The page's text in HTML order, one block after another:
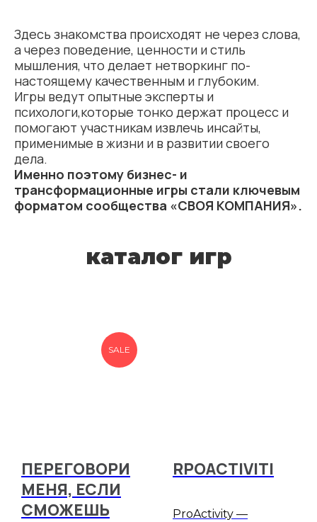
Здесь знакомства происходят не через слова,
а через поведение, ценности и стиль
мышления, что делает нетворкинг по-
настоящему качественным и глубоким.
Игры ведут опытные эксперты и
психологи,которые тонко держат процесс и
помогают участникам извлечь инсайты,
применимые в жизни и в развитии своего
дела.
Именно поэтому бизнес- и
трансформационные игры стали ключевым
форматом сообщества «СВОЯ КОМПАНИЯ».
каталог игр
SALE
ПЕРЕГОВОРИ
МЕНЯ, ЕСЛИ
СМОЖЕШЬ
RPOACTIVITI
ProActivity —